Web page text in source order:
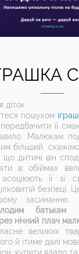
діток
пошуком
її
Малюкам
більший,
що дитині він
в обіймах
її зі
безпеці.
засинанню.
батькам
нічний плач
великих
й ітиме далі
купити вдало